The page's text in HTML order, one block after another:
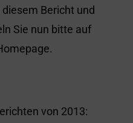
Bericht und
Sie nun bitte auf
von 2013: